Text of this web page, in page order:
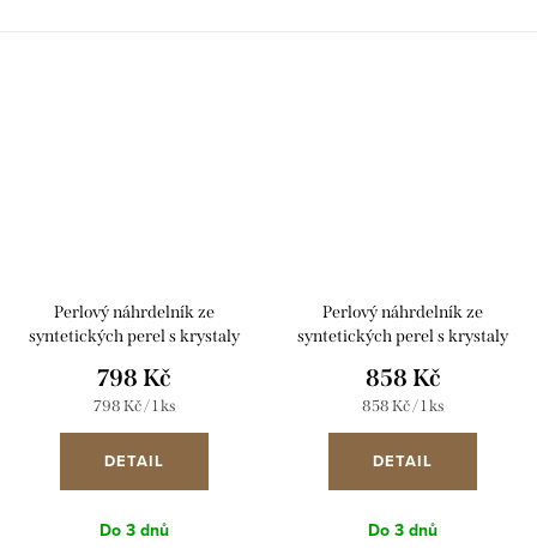
Perlový náhrdelník ze
syntetických perel s krystaly
798 Kč
Měrná
cena:
798 Kč / 1 ks
DETAIL
Do 3 dnů
Perlový náhrdelník ze
syntetických perel s krystaly
858 Kč
Měrná
cena:
858 Kč / 1 ks
DETAIL
Do 3 dnů